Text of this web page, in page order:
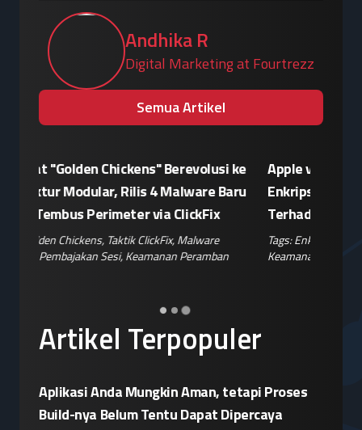
Andhika R
Digital Marketing at Fourtrezz
Semua Artikel
Artikel Terpopuler
Aplikasi Anda Mungkin Aman, tetapi Proses
Build-nya Belum Tentu Dapat Dipercaya
Apple vs Pemerintah Inggris, Konflik
Enkripsi iCloud dan Ancaman "Backdoor"
Terhadap Kedaulatan Data
Tags:Enkripsi iCloud,Kedaulatan Data, Konflik Apple,
Keamanan Cloud,Rahasia Dagang